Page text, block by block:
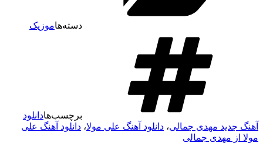
دسته‌هاموزیک
برچسب‌هادانلود
جدید مهدی جمالی،دانلود آهنگ علی مولا،دانلود آهنگ علی
از مهدی جمالی